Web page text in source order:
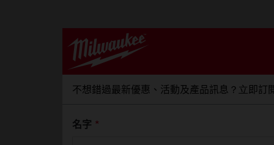
不想錯過最新優惠、活動及產品訊息？立即訂
名字 *